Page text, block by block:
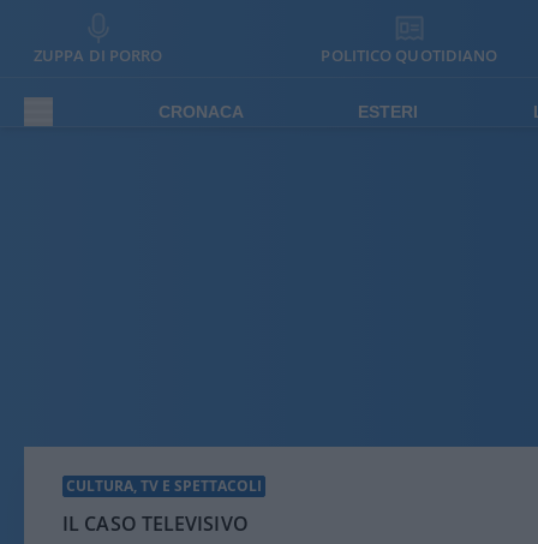
ZUPPA DI PORRO POLITICO QUOTIDIANO
CRONACA ESTERI
CULTURA, TV E SPETTACOLI
IL CASO TELEVISIVO